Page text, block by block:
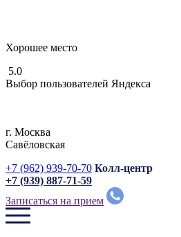
Хорошее место
5.0
Выбор пользователей Яндекса
г. Москвa
Савёловская
+7 (962) 939-70-70 Колл-центр
+7 (939) 887-71-59
Записаться на прием